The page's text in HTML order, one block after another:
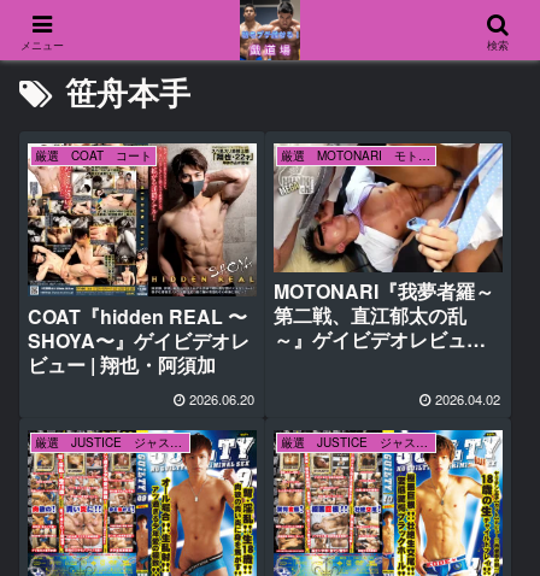
笹舟本手
厳選 COAT コート
COAT『hidden REAL 〜
SHOYA〜』ゲイビデオレ
ビュー | 翔也・阿須加
2026.06.20
厳選 MOTONARI モトナリ
MOTONARI『我夢者羅～
第二戦、直江郁太の乱
～』ゲイビデオレビュー |
2026.04.02
厳選 JUSTICE ジャスティス 厳選 JUSTICE ジャスティス
メニュー 検索